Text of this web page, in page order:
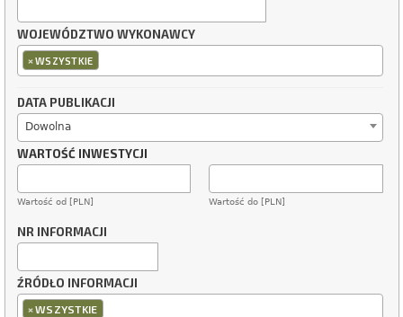
WOJEWÓDZTWO WYKONAWCY
×WSZYSTKIE
DATA PUBLIKACJI
Dowolna
WARTOŚĆ INWESTYCJI
Wartość od [PLN] Wartość do [PLN]
NR INFORMACJI
ŹRÓDŁO INFORMACJI
×WSZYSTKIE